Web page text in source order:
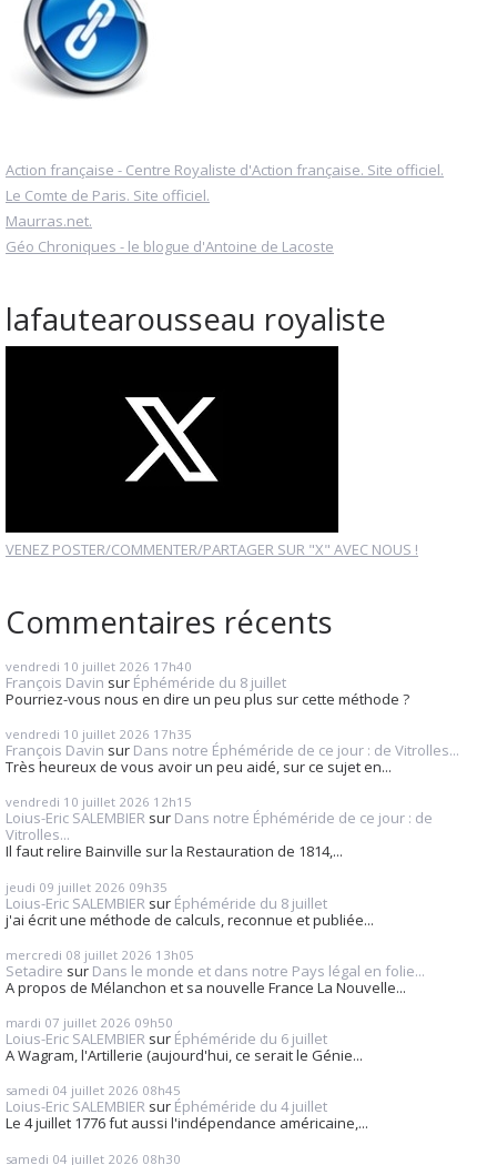
Action française - Centre Royaliste d'Action française. Site officiel.
Le Comte de Paris. Site officiel.
Maurras.net.
Géo Chroniques - le blogue d'Antoine de Lacoste
lafautearousseau royaliste
VENEZ POSTER/COMMENTER/PARTAGER SUR "X" AVEC NOUS !
Commentaires récents
vendredi 10 juillet 2026 17h40
François Davin sur Éphéméride du 8 juillet
Pourriez-vous nous en dire un peu plus sur cette méthode ?
vendredi 10 juillet 2026 17h35
François Davin sur Dans notre Éphéméride de ce jour : de Vitrolles...
Très heureux de vous avoir un peu aidé, sur ce sujet en...
vendredi 10 juillet 2026 12h15
Loius-Eric SALEMBIER sur Dans notre Éphéméride de ce jour : de
Vitrolles...
Il faut relire Bainville sur la Restauration de 1814,...
jeudi 09 juillet 2026 09h35
Loius-Eric SALEMBIER sur Éphéméride du 8 juillet
j'ai écrit une méthode de calculs, reconnue et publiée...
mercredi 08 juillet 2026 13h05
Setadire sur Dans le monde et dans notre Pays légal en folie...
A propos de Mélanchon et sa nouvelle France La Nouvelle...
mardi 07 juillet 2026 09h50
Loius-Eric SALEMBIER sur Éphéméride du 6 juillet
A Wagram, l'Artillerie (aujourd'hui, ce serait le Génie...
samedi 04 juillet 2026 08h45
Loius-Eric SALEMBIER sur Éphéméride du 4 juillet
Le 4 juillet 1776 fut aussi l'indépendance américaine,...
samedi 04 juillet 2026 08h30